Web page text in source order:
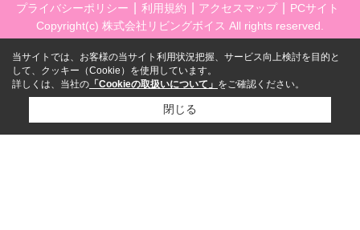
プライバシーポリシー 利用規約 アクセスマップ
PCサイト
Copyright(c) 株式会社リビングボイス All rights reserved.
当サイトでは、お客様の当サイト利用状況把握、サービス向上検討を目的と
して、クッキー（Cookie）を使用しています。
詳しくは、当社の 「Cookieの取扱いについて」 をご確認ください。
閉じる